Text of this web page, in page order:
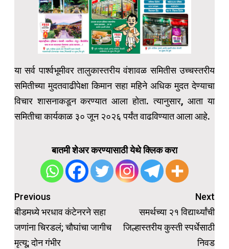
या सर्व पार्श्वभूमीवर तालुकास्तरीय वंशावळ समितीस उच्चस्तरीय
समितीच्या मुदतवाढीपेक्षा किमान सहा महिने अधिक मुदत देण्याचा
विचार शासनाकडून करण्यात आला होता. त्यानुसार, आता या
समितीचा कार्यकाळ ३० जून २०२६ पर्यंत वाढविण्यात आला आहे.
बातमी शेअर करण्यासाठी येथे क्लिक करा
Post
navigation
Previous
बीडमध्ये भरधाव कंटेनरने सहा
जणांना चिरडलं; चौघांचा जागीच
मृत्यू; दोन गंभीर
Next
समर्थच्या २१ विद्यार्थ्यांची
जिल्हास्तरीय कुस्ती स्पर्धेसाठी
निवड